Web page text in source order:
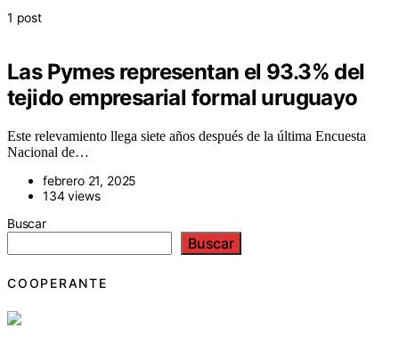
1 post
Las Pymes representan el 93.3% del
tejido empresarial formal uruguayo
Este relevamiento llega siete años después de la última Encuesta
Nacional de…
febrero 21, 2025
134 views
Buscar
Buscar
COOPERANTE